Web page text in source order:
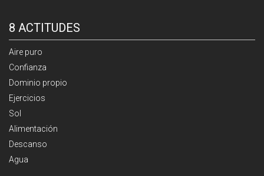
8 ACTITUDES
Aire puro
Confianza
Dominio propio
Ejercicios
Sol
Alimentación
Descanso
Agua